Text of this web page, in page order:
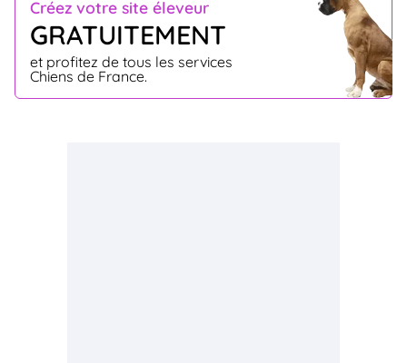
Créez votre site éleveur
GRATUITEMENT
et profitez de tous les services
Chiens de France.